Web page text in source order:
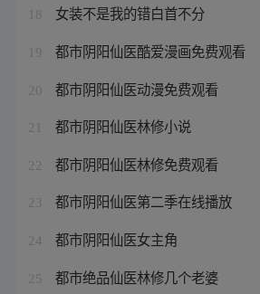
18 女装不是我的错白首不分
19 都市阴阳仙医酷爱漫画免费观看
20 都市阴阳仙医动漫免费观看
21 都市阴阳仙医林修小说
22 都市阴阳仙医林修免费观看
23 都市阴阳仙医第二季在线播放
24 都市阴阳仙医女主角
25 都市绝品仙医林修几个老婆